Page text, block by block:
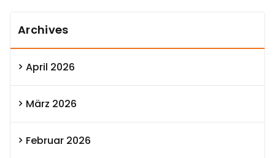
Archives
April 2026
März 2026
Februar 2026